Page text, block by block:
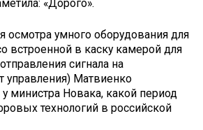
«Дорого».
осмотра умного оборудования для
встроенной в каску камерой для
сигнала на
управления) Матвиенко
у министра Новака, какой период
технологий в российской